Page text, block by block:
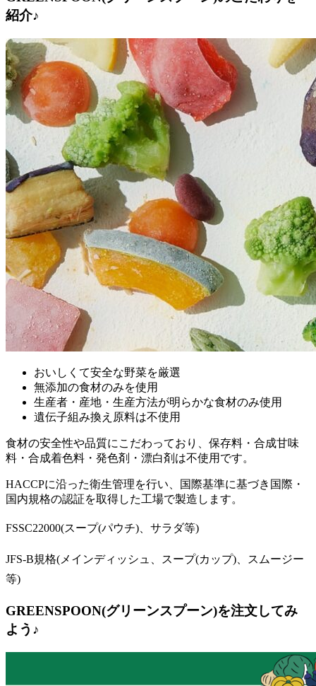
紹介♪
おいしくて安全な野菜を厳選
無添加の食材のみを使用
生産者・産地・生産方法が明らかな食材のみ使用
遺伝子組み換え原料は不使用
食材の安全性や品質にこだわっており、保存料・合成甘味
料・合成着色料・発色剤・漂白剤は不使用 です。
HACCPに沿った衛生管理を行い、国際基準に基づき国際・
国内規格の認証を取得した工場で製造します。
FSSC22000(スープ(パウチ)、サラダ等)
JFS-B規格(メインディッシュ、スープ(カップ)、スムージー
等)
GREENSPOON(グリーンスプーン)を注文してみ
よう♪